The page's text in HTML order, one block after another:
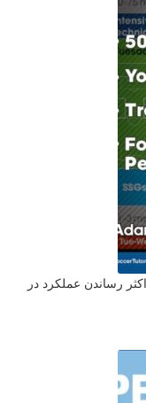
رساندن عملکرد در